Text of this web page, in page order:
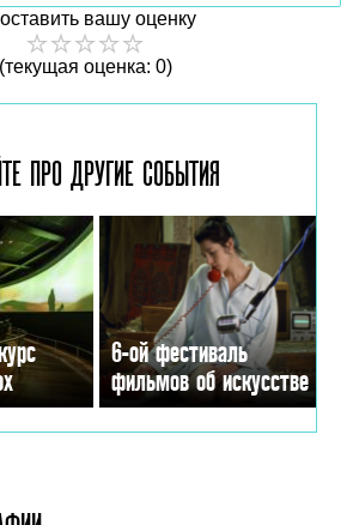
вашу оценку
(текущая оценка: 0)
ПРО ДРУГИЕ СОБЫТИЯ
6-ой фестиваль
фильмов об искусстве